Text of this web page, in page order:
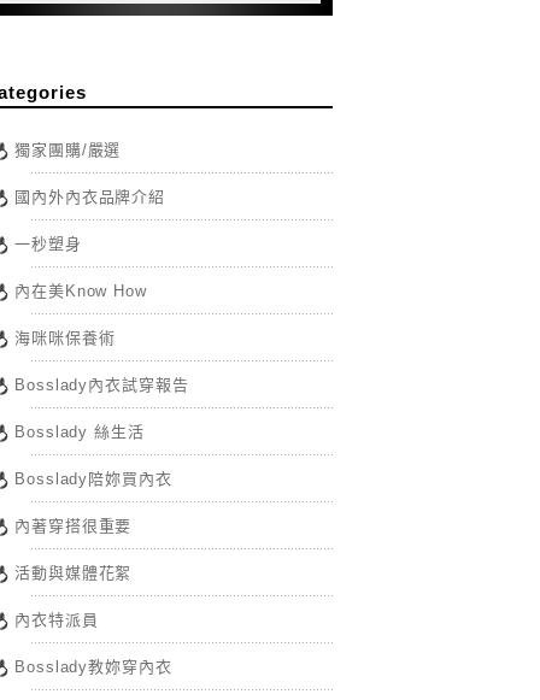
獨家團購/嚴選
國內外內衣品牌介紹
一秒塑身
內在美Know How
海咪咪保養術
Bosslady內衣試穿報告
Bosslady 絲生活
Bosslady陪妳買內衣
內著穿搭很重要
活動與媒體花絮
內衣特派員
Bosslady教妳穿內衣